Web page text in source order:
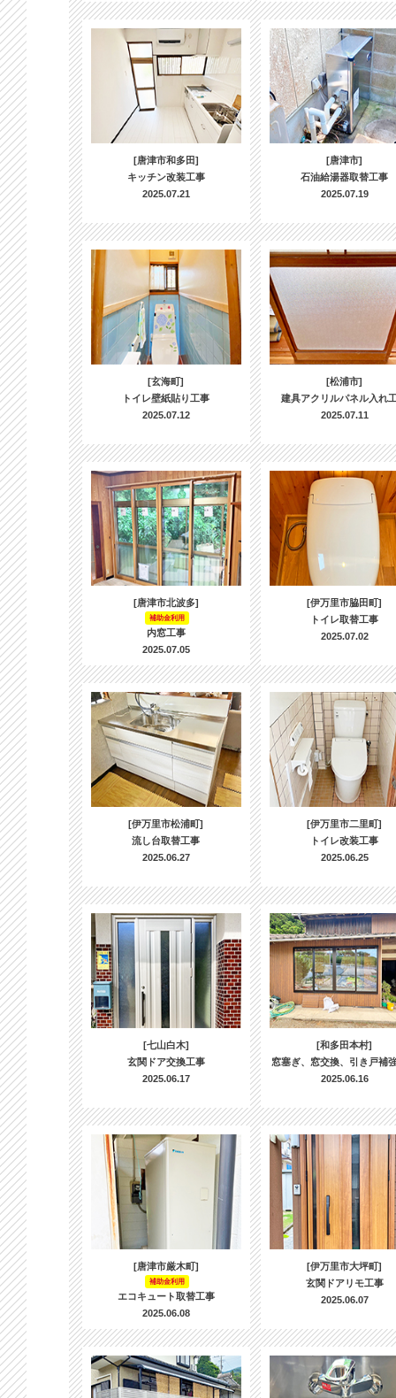
[唐津市和多田]
キッチン改装工事
2025.07.21
[唐津市]
石油給湯器取替工事
2025.07.19
[玄海町]
トイレ壁紙貼り工事
2025.07.12
[松浦市]
建具アクリルパネル入れ
2025.07.11
[唐津市北波多]
補助金利用
内窓工事
2025.07.05
[伊万里市脇田町]
トイレ取替工事
2025.07.02
[伊万里市松浦町]
流し台取替工事
2025.06.27
[伊万里市二里町]
トイレ改装工事
2025.06.25
[七山白木]
玄関ドア交換工事
2025.06.17
[和多田本村]
窓塞ぎ、窓交換、引き戸補
2025.06.16
[唐津市厳木町]
補助金利用
エコキュート取替工事
2025.06.08
[伊万里市大坪町]
玄関ドアリモ工事
2025.06.07